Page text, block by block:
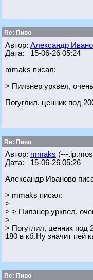
Re: Пиво
Автор: Александр
Дата: 15-06-26 05:24
mmaks писал:
> Пилзнер урквел,
Погуглил, ценник под
Re: Пиво
Автор: mmaks (---
Дата: 15-06-26 05:26
Александр Иваново
> mmaks писал:
>
> > Пилзнер урквел,
>
> Погуглил, ценник под
180 в кб.Ну значит пей
Re: Пиво